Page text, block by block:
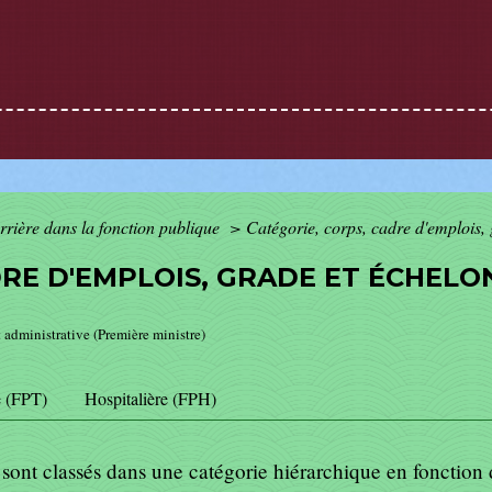
dans la fonction publique > Catégorie, corps, cadre
D'EMPLOIS, GRADE ET
(Première ministre)
(FPT) Hospitalière (FPH)
classés dans une catégorie hiérarchique en